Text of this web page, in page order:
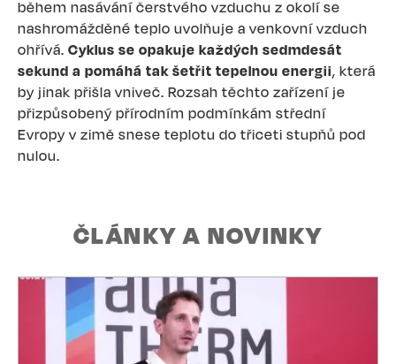
během nasávání čerstvého vzduchu z okolí se
nashromážděné teplo uvolňuje a venkovní vzduch
ohřívá. Cyklus se opakuje každých sedmdesát
sekund a pomáhá tak šetřit tepelnou energii, která
by jinak přišla vniveč. Rozsah těchto zařízení je
přizpůsobený přírodním podmínkám střední
Evropy v zimě snese teplotu do třiceti stupňů pod
nulou.
ČLÁNKY A NOVINKY